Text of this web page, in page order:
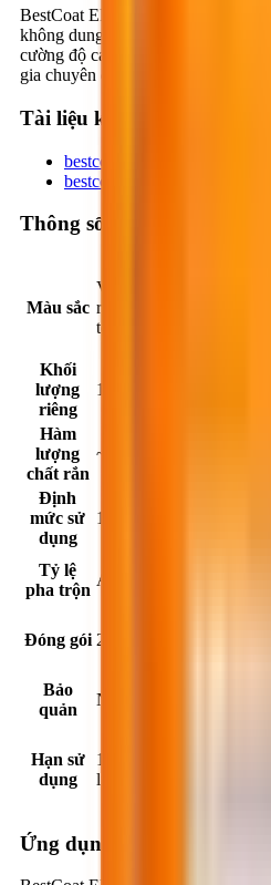
BestCoat EP609 là sơn epoxy tự
không dung môi, được cấu tạo từ
cường độ cao, cốt liệu khoáng
gia chuyên dụng khác.
Tài liệu kỹ thuật
bestcoat-ep609_a0ded45e.pdf
bestcoat-ep609-
Thông số sản phẩm
Màu sắc
Vàng, xanh dương,
ra có thể pha màu theo
tối thiểu.
Khối
lượng
riêng
1.80 ± 0.05 kg/lít ở
Hàm
lượng
chất rắn
~ 100%
Định
mức sử
dụng
1.80 kg/m²/mm chiều dày
Tỷ lệ
pha trộn
A:B:C = 3:1:9 (theo khối
Đóng gói 20, 40 kg/bộ
Bảo
quản
Nơi khô ráo, thoáng
Hạn sử
dụng
12 tháng kể từ ngày
lưu trữ nơi khô ráo,
Ứng dụng